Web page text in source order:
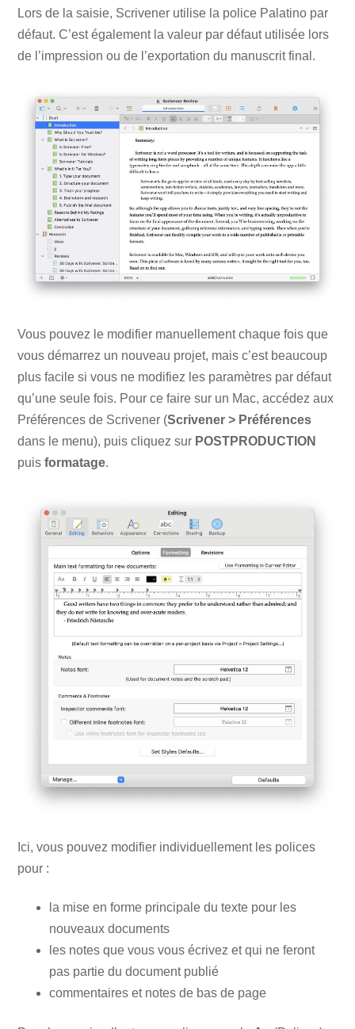
Lors de la saisie, Scrivener utilise la police Palatino par
défaut. C’est également la valeur par défaut utilisée lors
de l’impression ou de l’exportation du manuscrit final.
Vous pouvez le modifier manuellement chaque fois que
vous démarrez un nouveau projet, mais c’est beaucoup
plus facile si vous ne modifiez les paramètres par défaut
qu’une seule fois. Pour ce faire sur un Mac, accédez aux
Préférences de Scrivener (Scrivener > Préférences
dans le menu), puis cliquez sur POSTPRODUCTION
puisformatage.
Ici, vous pouvez modifier individuellement les polices
pour :
la mise en forme principale du texte pour les
nouveaux documents
les notes que vous vous écrivez et qui ne feront
pas partie du document publié
commentaires et notes de bas de page